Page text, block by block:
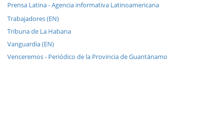
Prensa Latina - Agencia informativa Latinoamericana
Trabajadores (EN)
Tribuna de La Habana
Vanguardia (EN)
Venceremos - Periódico de la Provincia de Guantánamo